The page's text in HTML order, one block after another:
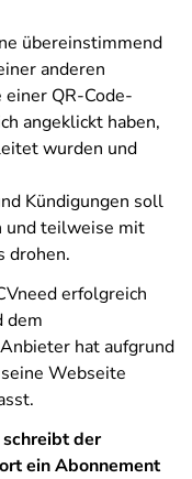
übereinstimmend
anderen
QR-Code-
angeklickt haben,
wurden und
Kündigungen soll
und teilweise mit
drohen.
erfolgreich
dem
hat aufgrund
Webseite
der
ein Abonnement